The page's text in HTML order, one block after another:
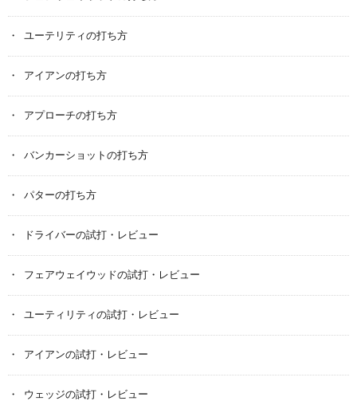
ユーテリティの打ち方
アイアンの打ち方
アプローチの打ち方
バンカーショットの打ち方
パターの打ち方
ドライバーの試打・レビュー
フェアウェイウッドの試打・レビュー
ユーティリティの試打・レビュー
アイアンの試打・レビュー
ウェッジの試打・レビュー